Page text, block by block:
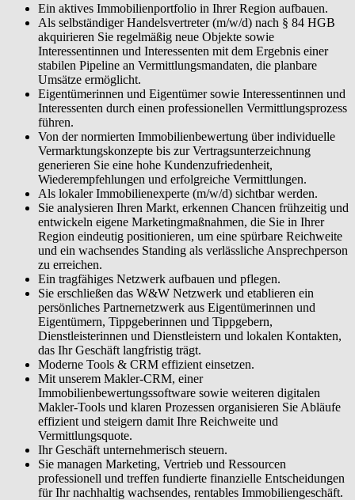
Ein aktives Immobilienportfolio in Ihrer Region aufbauen.
Als selbständiger Handelsvertreter (m/w/d) nach § 84 HGB
akquirieren Sie regelmäßig neue Objekte sowie
Interessentinnen und Interessenten mit dem Ergebnis einer
stabilen Pipeline an Vermittlungsmandaten, die planbare
Umsätze ermöglicht.
Eigentümerinnen und Eigentümer sowie Interessentinnen und
Interessenten durch einen professionellen Vermittlungsprozess
führen.
Von der normierten Immobilienbewertung über individuelle
Vermarktungskonzepte bis zur Vertragsunterzeichnung
generieren Sie eine hohe Kundenzufriedenheit,
Wiederempfehlungen und erfolgreiche Vermittlungen.
Als lokaler Immobilienexperte (m/w/d) sichtbar werden.
Sie analysieren Ihren Markt, erkennen Chancen frühzeitig und
entwickeln eigene Marketingmaßnahmen, die Sie in Ihrer
Region eindeutig positionieren, um eine spürbare Reichweite
und ein wachsendes Standing als verlässliche Ansprechperson
zu erreichen.
Ein tragfähiges Netzwerk aufbauen und pflegen.
Sie erschließen das W&W Netzwerk und etablieren ein
persönliches Partnernetzwerk aus Eigentümerinnen und
Eigentümern, Tippgeberinnen und Tippgebern,
Dienstleisterinnen und Dienstleistern und lokalen Kontakten,
das Ihr Geschäft langfristig trägt.
Moderne Tools & CRM effizient einsetzen.
Mit unserem Makler-CRM, einer
Immobilienbewertungssoftware sowie weiteren digitalen
Makler-Tools und klaren Prozessen organisieren Sie Abläufe
effizient und steigern damit Ihre Reichweite und
Vermittlungsquote.
Ihr Geschäft unternehmerisch steuern.
Sie managen Marketing, Vertrieb und Ressourcen
professionell und treffen fundierte finanzielle Entscheidungen
für Ihr nachhaltig wachsendes, rentables Immobiliengeschäft.